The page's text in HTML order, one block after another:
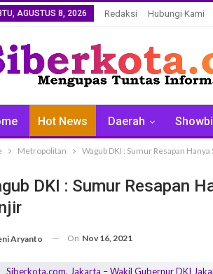
AGUSTUS 8, 2026 Redaksi Hubungi Kami
Hot News Daerah
Metropolitan Wagub DKI : Sumur Resapan
DKI : Sumur Resapan
Aryanto On Nov 16, 2021